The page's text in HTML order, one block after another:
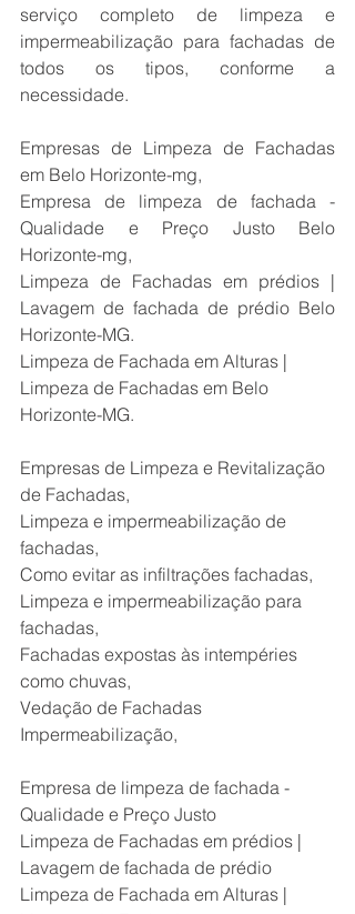
serviço completo de limpeza e
impermeabilização para fachadas de
todos os tipos, conforme a
necessidade.
Empresas de Limpeza de Fachadas
em Belo Horizonte-mg,
Empresa de limpeza de fachada -
Qualidade e Preço Justo Belo
Horizonte-mg,
Limpeza de Fachadas em prédios |
Lavagem de fachada de prédio Belo
Horizonte-MG.
Limpeza de Fachada em Alturas |
Limpeza de Fachadas em Belo
Horizonte-MG.
Empresas de Limpeza e Revitalização
de Fachadas,
Limpeza e impermeabilização de
fachadas,
Como evitar as infiltrações fachadas,
Limpeza e impermeabilização para
fachadas,
Fachadas expostas às intempéries
como chuvas,
Vedação de Fachadas
Impermeabilização,
Empresa de limpeza de fachada -
Qualidade e Preço Justo
Limpeza de Fachadas em prédios |
Lavagem de fachada de prédio
Limpeza de Fachada em Alturas |